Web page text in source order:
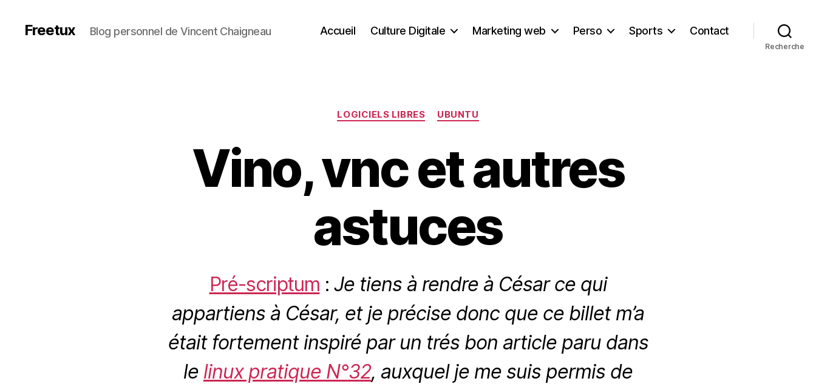
Freetux Blog personnel de Vincent Chaigneau Accueil Culture Digitale Marketing web Perso Sports Contact
Recherche
Catégories
LOGICIELS LIBRES UBUNTU
Vino, vnc et autres
astuces
Pré-scriptum : Je tiens à rendre à César ce qui
appartiens à César, et je précise donc que ce billet m’a
était fortement inspiré par un trés bon article paru dans
le linux pratique N°32, auxquel je me suis permis de